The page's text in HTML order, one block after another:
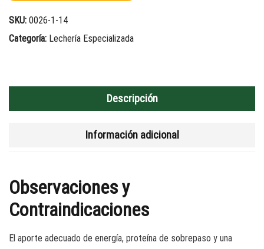
SKU: 0026-1-14
Categoría: Lechería Especializada
Descripción
Información adicional
Observaciones y
Contraindicaciones
El aporte adecuado de energía, proteína de sobrepaso y una